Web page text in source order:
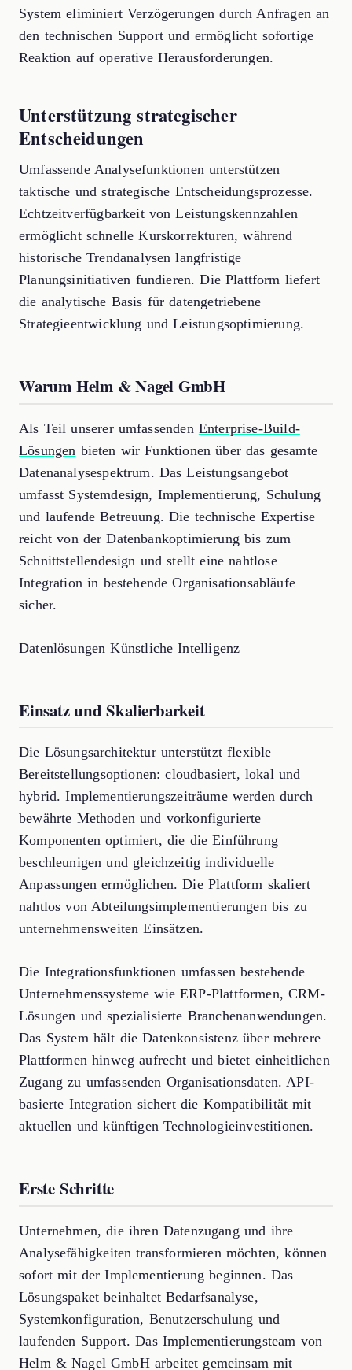
System eliminiert Verzögerungen durch Anfragen an
den technischen Support und ermöglicht sofortige
Reaktion auf operative Herausforderungen.
Unterstützung strategischer
Entscheidungen
Umfassende Analysefunktionen unterstützen
taktische und strategische Entscheidungsprozesse.
Echtzeitverfügbarkeit von Leistungskennzahlen
ermöglicht schnelle Kurskorrekturen, während
historische Trendanalysen langfristige
Planungsinitiativen fundieren. Die Plattform liefert
die analytische Basis für datengetriebene
Strategieentwicklung und Leistungsoptimierung.
Warum Helm & Nagel GmbH
Als Teil unserer umfassenden Enterprise-Build-
Lösungen bieten wir Funktionen über das gesamte
Datenanalysespektrum. Das Leistungsangebot
umfasst Systemdesign, Implementierung, Schulung
und laufende Betreuung. Die technische Expertise
reicht von der Datenbankoptimierung bis zum
Schnittstellendesign und stellt eine nahtlose
Integration in bestehende Organisationsabläufe
sicher.
Datenlösungen Künstliche Intelligenz
Einsatz und Skalierbarkeit
Die Lösungsarchitektur unterstützt flexible
Bereitstellungsoptionen: cloudbasiert, lokal und
hybrid. Implementierungszeiträume werden durch
bewährte Methoden und vorkonfigurierte
Komponenten optimiert, die die Einführung
beschleunigen und gleichzeitig individuelle
Anpassungen ermöglichen. Die Plattform skaliert
nahtlos von Abteilungsimplementierungen bis zu
unternehmensweiten Einsätzen.
Die Integrationsfunktionen umfassen bestehende
Unternehmenssysteme wie ERP-Plattformen, CRM-
Lösungen und spezialisierte Branchenanwendungen.
Das System hält die Datenkonsistenz über mehrere
Plattformen hinweg aufrecht und bietet einheitlichen
Zugang zu umfassenden Organisationsdaten. API-
basierte Integration sichert die Kompatibilität mit
aktuellen und künftigen Technologieinvestitionen.
Erste Schritte
Unternehmen, die ihren Datenzugang und ihre
Analysefähigkeiten transformieren möchten, können
sofort mit der Implementierung beginnen. Das
Lösungspaket beinhaltet Bedarfsanalyse,
Systemkonfiguration, Benutzerschulung und
laufenden Support. Das Implementierungsteam von
Helm & Nagel GmbH arbeitet gemeinsam mit